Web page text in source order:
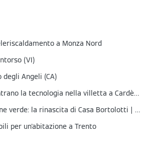
a Monza Nord
(VI)
degli Angeli (CA)
I ricordi incontrano la tecnologia nella villetta a Cardè (CN)
Trasformazione verde: la rinascita di Casa Bortolotti | Cene (BG)
per un'abitazione a Trento